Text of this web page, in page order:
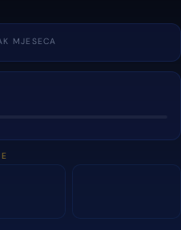
MJESECA